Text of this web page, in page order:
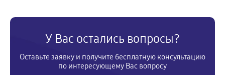
У Вас остались вопросы?
Оставьте заявку и получите бесплатную консультацию
по интересующему Вас вопросу